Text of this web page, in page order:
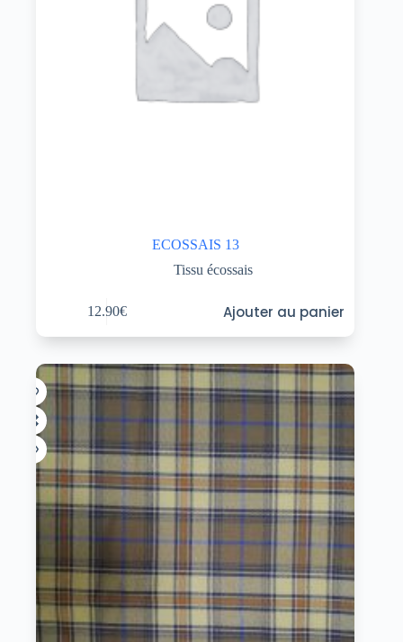
ECOSSAIS 13
Tissu écossais
12.90€ Ajouter au panier